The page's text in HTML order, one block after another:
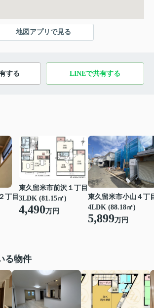
地図アプリで見る
する LINEで共有する
丁目
東久留米市前沢１丁目
3LDK (81.15㎡)
4,490万円
東久留米市小山４丁
4LDK (88.18㎡)
5,899万円
る物件